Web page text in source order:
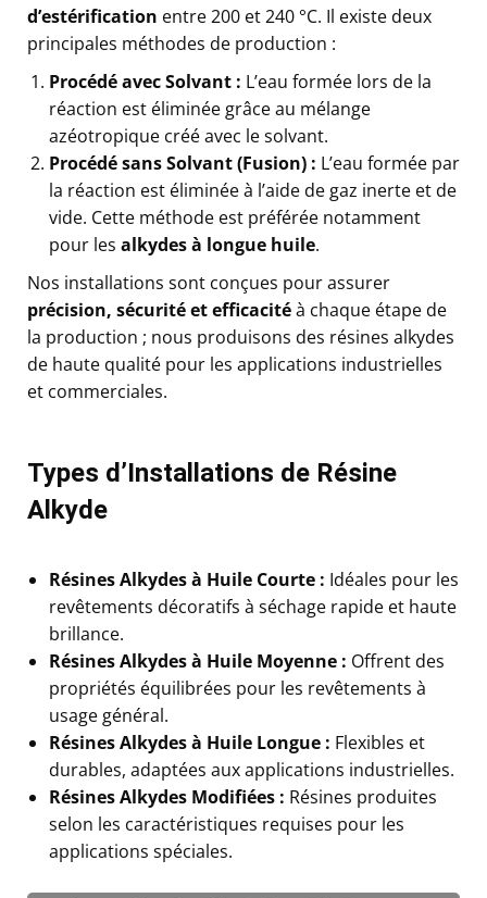
d’estérification entre 200 et 240 °C. Il existe deux
principales méthodes de production :
Procédé avec Solvant : L’eau formée lors de la
réaction est éliminée grâce au mélange
azéotropique créé avec le solvant.
Procédé sans Solvant (Fusion) : L’eau formée par
la réaction est éliminée à l’aide de gaz inerte et de
vide. Cette méthode est préférée notamment
pour les alkydes à longue huile.
Nos installations sont conçues pour assurer
précision, sécurité et efficacitéà chaque étape de
la production ; nous produisons des résines alkydes
de haute qualité pour les applications industrielles
et commerciales.
Types d’Installations de Résine
Alkyde
Résines Alkydes à Huile Courte : Idéales pour les
revêtements décoratifs à séchage rapide et haute
brillance.
Résines Alkydes à Huile Moyenne : Offrent des
propriétés équilibrées pour les revêtements à
usage général.
Résines Alkydes à Huile Longue : Flexibles et
durables, adaptées aux applications industrielles.
Résines Alkydes Modifiées : Résines produites
selon les caractéristiques requises pour les
applications spéciales.